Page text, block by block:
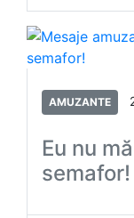
AMUZANTE
Eu nu
semafor!